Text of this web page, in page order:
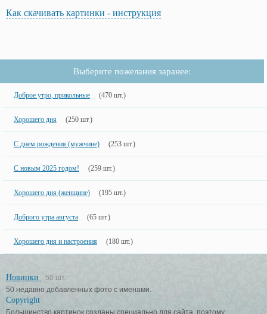
Как скачивать картинки - инструкция
Выберите пожелания заранее:
Доброе утро, прикольные (470 шт.)
Хорошего дня (250 шт.)
С днем рождения (мужчине) (253 шт.)
С новым 2025 годом! (259 шт.)
Хорошего дня (женщине) (195 шт.)
Доброго утра августа (65 шт.)
Хорошего дня и настроения (180 шт.)
Новинки
50 шт.
50 недавно добавленных фото с именами.
Copyright